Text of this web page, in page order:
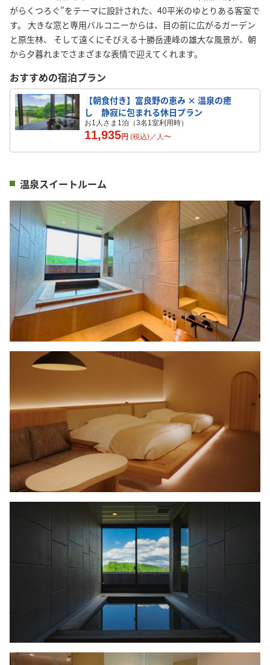
がらくつろぐ”をテーマに設計された、40平米のゆとりある客室で
す。 大きな窓と専用バルコニーからは、目の前に広がるガーデン
と原生林、 そして遠くにそびえる十勝岳連峰の雄大な風景が、朝
から夕暮れまでさまざまな表情で迎えてくれます。
おすすめの宿泊プラン
【朝食付き】富良野の恵み × 温泉の癒
し 静寂に包まれる休日プラン
お1人さま1泊（3名1室利用時）
11,935円 (税込)／ 人〜
温泉スイートルーム